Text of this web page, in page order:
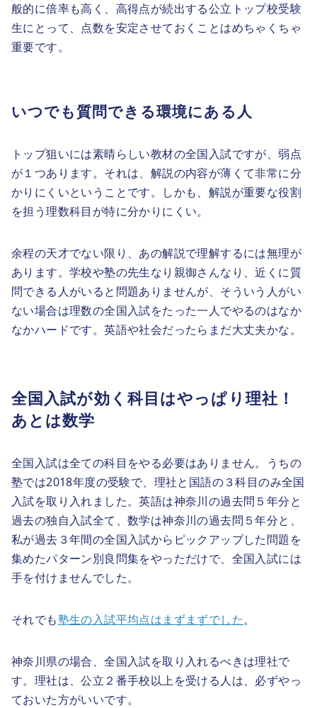
般的に倍率も高く、高得点が続出する公立トップ校受験
生にとって、点数を安定させておくことはめちゃくちゃ
重要です。
いつでも質問できる環境にある人
トップ狙いには素晴らしい教材の全国入試ですが、弱点
が１つあります。それは、解説の内容が薄くて非常に分
かりにくいということです。しかも、解説が重要な役割
を担う理数科目が特に分かりにくい。
余程の天才でない限り、あの解説で理解するには無理が
あります。学校や塾の先生なり親御さんなり、近くに質
問できる人がいると問題ありませんが、そういう人がい
ない場合は理数の全国入試をたった一人でやるのはなか
なかハードです。英語や社会だったらまだ大丈夫かな。
全国入試が効く科目はやっぱり理社！
あとは数学
全国入試は全ての科目をやる必要はありません。うちの
塾では2018年度の受験で、理社と国語の３科目のみ全国
入試を取り入れました。英語は神奈川の過去問５年分と
過去の独自入試全て、数学は神奈川の過去問５年分と、
私が過去３年間の全国入試からピックアップした問題を
集めたパターン別良問集をやっただけで、全国入試には
手を付けませんでした。
それでも塾生の入試平均点はまずまずでした。
神奈川県の場合、全国入試を取り入れるべきは理社で
す。理社は、公立２番手校以上を受ける人は、必ずやっ
ておいた方がいいです。